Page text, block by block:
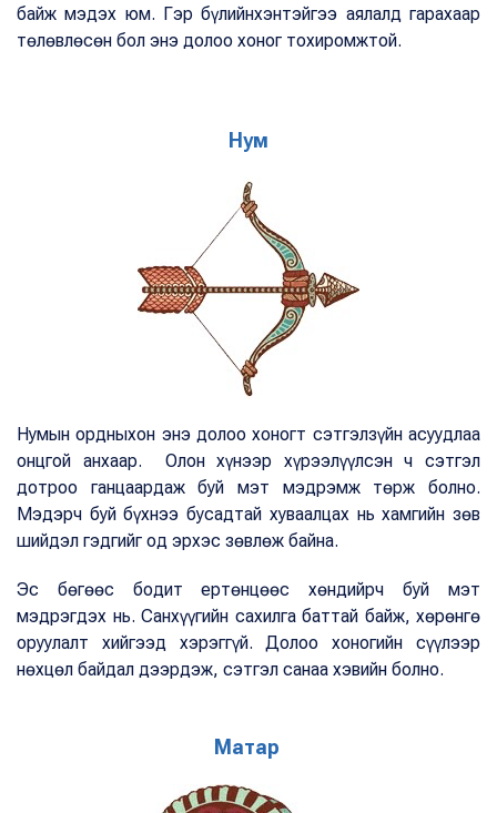
байж мэдэх юм. Гэр бүлийнхэнтэйгээ аялалд гарахаар
төлөвлөсөн бол энэ долоо хоног тохиромжтой.
Нум
Нумын ордныхон энэ долоо хоногт сэтгэлзүйн асуудлаа
онцгой анхаар. Олон хүнээр хүрээлүүлсэн ч сэтгэл
дотроо ганцаардаж буй мэт мэдрэмж төрж болно.
Мэдэрч буй бүхнээ бусадтай хуваалцах нь хамгийн зөв
шийдэл гэдгийг од эрхэс зөвлөж байна.
Эс бөгөөс бодит ертөнцөөс хөндийрч буй мэт
мэдрэгдэх нь. Санхүүгийн сахилга баттай байж, хөрөнгө
оруулалт хийгээд хэрэггүй. Долоо хоногийн сүүлээр
нөхцөл байдал дээрдэж, сэтгэл санаа хэвийн болно.
Матар